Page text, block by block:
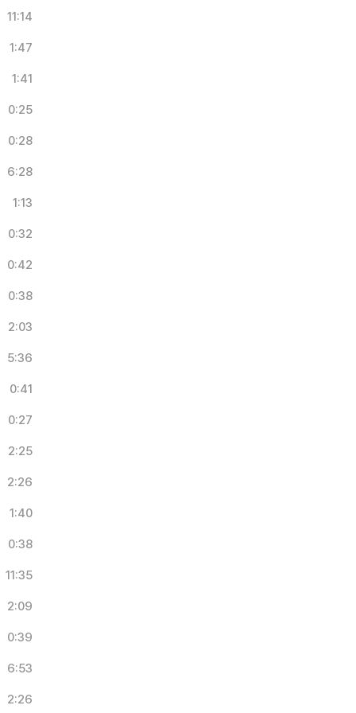
11:14
1:47
1:41
0:25
0:28
6:28
1:13
0:32
0:42
0:38
2:03
5:36
0:41
0:27
2:25
2:26
1:40
0:38
11:35
2:09
0:39
6:53
2:26